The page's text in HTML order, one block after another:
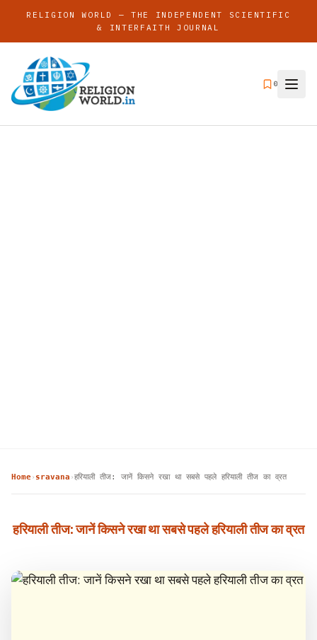
RELIGION WORLD — THE INDEPENDENT SCIENTIFIC
& INTERFAITH JOURNAL
0
Home› sravana ›हरियाली तीज: जानें किसने रखा था सबसे पहले हरियाली तीज का व्रत
हरियाली तीज: जानें किसने रखा था सबसे पहले हरियाली तीज का व्रत